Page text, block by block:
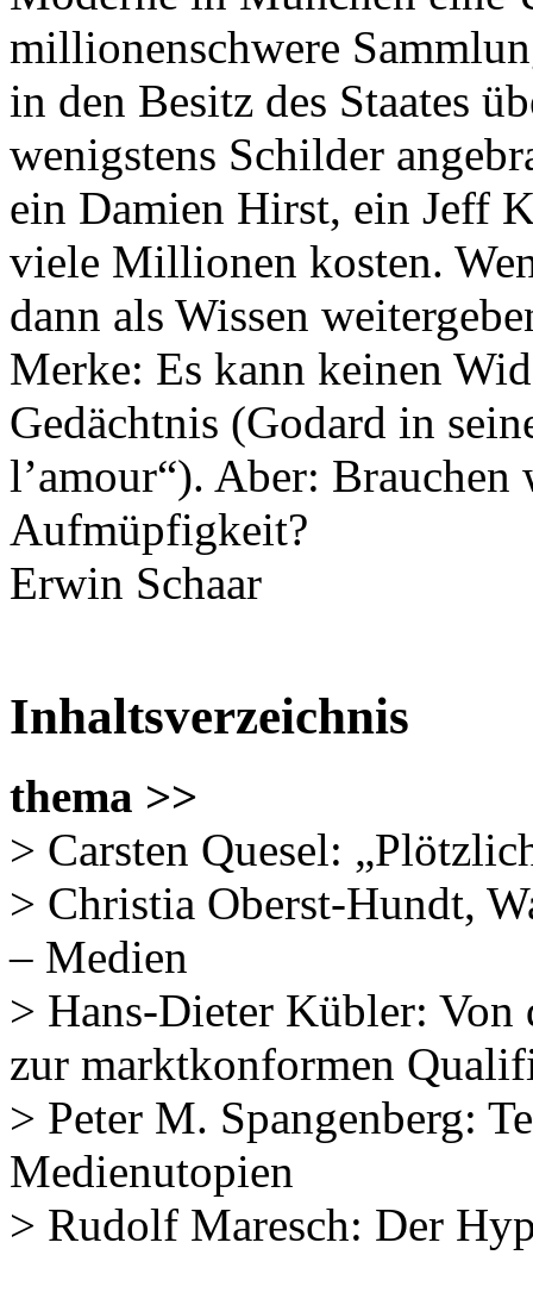
millionenschwere
in den Besitz des Staates
wenigstens Schilder
ein Damien Hirst, ein Jeff
viele Millionen kosten.
dann als Wissen
Merke: Es kann keinen
Gedächtnis (Godard in
l’amour“). Aber:
Aufmüpfigkeit?
Erwin Schaar
Inhaltsverzeichnis
thema >>
> Carsten Quesel:
> Christia Oberst-Hundt,
– Medien
> Hans-Dieter Kübler:
zur marktkonformen
> Peter M. Spangenberg:
Medienutopien
> Rudolf Maresch: Der